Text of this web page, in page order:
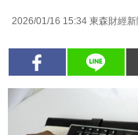
2026/01/16 15:34 東森財經新